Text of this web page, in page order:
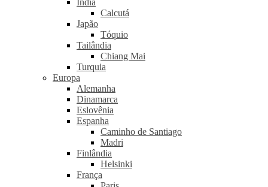
Índia
Calcutá
Japão
Tóquio
Tailândia
Chiang Mai
Turquia
Europa
Alemanha
Dinamarca
Eslovênia
Espanha
Caminho de Santiago
Madri
Finlândia
Helsinki
França